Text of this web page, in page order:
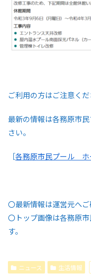
ご利用の方はご注意くだ
最新の情報は各務原市
さい。
［各務原市民プール ホ
〇最新情報は運営元へご
〇トップ画像は各務原
す。
ニュース 生活情報